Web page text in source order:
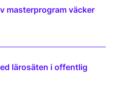
masterprogram väcker
lärosäten i offentlig